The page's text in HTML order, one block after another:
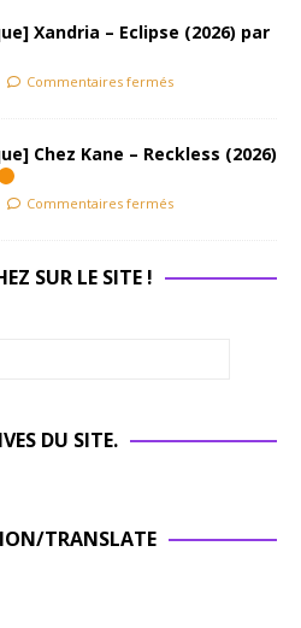
Xandria – Eclipse (2026) par
Commentaires fermés
Chez Kane – Reckless (2026)
Commentaires fermés
SUR LE SITE !
DU SITE.
TRANSLATE